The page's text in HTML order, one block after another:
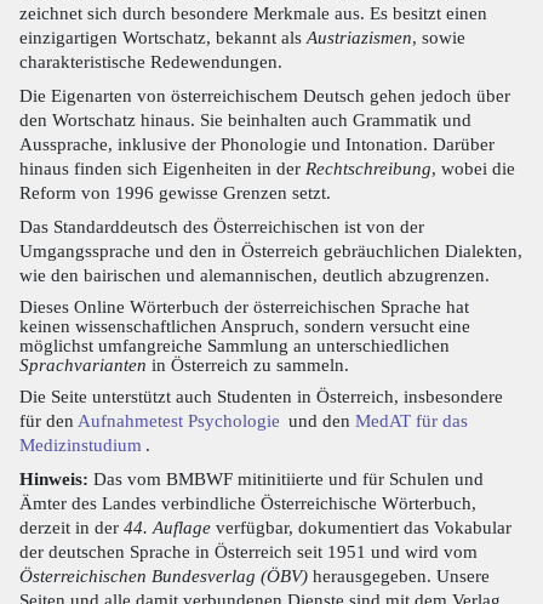
zeichnet sich durch besondere Merkmale aus. Es besitzt einen
einzigartigen Wortschatz, bekannt als Austriazismen, sowie
charakteristische Redewendungen.
Die Eigenarten von österreichischem Deutsch gehen jedoch über
den Wortschatz hinaus. Sie beinhalten auch Grammatik und
Aussprache, inklusive der Phonologie und Intonation. Darüber
hinaus finden sich Eigenheiten in der Rechtschreibung, wobei die
Reform von 1996 gewisse Grenzen setzt.
Das Standarddeutsch des Österreichischen ist von der
Umgangssprache und den in Österreich gebräuchlichen Dialekten,
wie den bairischen und alemannischen, deutlich abzugrenzen.
Dieses Online Wörterbuch der österreichischen Sprache hat
keinen wissenschaftlichen Anspruch, sondern versucht eine
möglichst umfangreiche Sammlung an unterschiedlichen
Sprachvarianten in Österreich zu sammeln.
Die Seite unterstützt auch Studenten in Österreich, insbesondere
für den Aufnahmetest Psychologie und den MedAT für das
Medizinstudium .
Hinweis: Das vom BMBWF mitinitiierte und für Schulen und
Ämter des Landes verbindliche Österreichische Wörterbuch,
derzeit in der 44. Auflage verfügbar, dokumentiert das Vokabular
der deutschen Sprache in Österreich seit 1951 und wird vom
Österreichischen Bundesverlag (ÖBV) herausgegeben. Unsere
Seiten und alle damit verbundenen Dienste sind mit dem Verlag